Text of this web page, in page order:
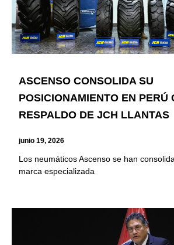
ASCENSO CONSOLIDA SU
POSICIONAMIENTO EN PERÚ
RESPALDO DE JCH LLANTAS
junio 19, 2026
Los neumáticos Ascenso se han
marca especializada